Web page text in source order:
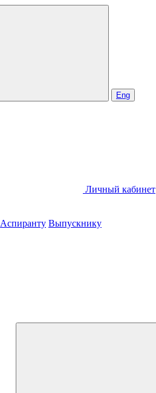
Eng
Личный кабинет
Аспиранту Выпускнику